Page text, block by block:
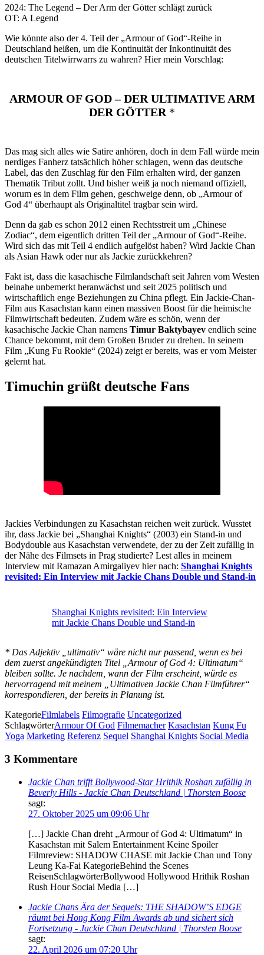
2024: The Legend – Der Arm der Götter schlägt zurück
OT: A Legend
Wie könnte also der 4. Teil der „Armour of God“-Reihe in
Deutschland heißen, um die Kontinuität der Inkontinuität des
deutschen Titelwirrwarrs zu wahren? Hier mein Vorschlag:
ARMOUR OF GOD – DER ULTIMATIVE ARM
DER GÖTTER *
Das mag sich alles wie Satire anhören, doch in dem Fall würde mein
nerdiges Fanherz tatsächlich höher schlagen, wenn das deutsche
Label, das den Zuschlag für den Film erhalten wird, der ganzen
Thematik Tribut zollt. Und bisher weiß ja noch niemand offiziell,
worum es in dem Film gehen, geschweige denn, ob „Armour of
God 4“ überhaupt als Originaltitel tragbar sein wird.
Denn da gab es schon 2012 einen Rechtsstreit um „Chinese
Zodiac“, dem eigentlich dritten Teil der „Armour of God“-Reihe.
Wird sich das mit Teil 4 endlich aufgelöst haben? Wird Jackie Chan
als Asian Hawk oder nur als Jackie zurückkehren?
Fakt ist, dass die kasachische Filmlandschaft seit Jahren vom Westen
beinahe unbemerkt heranwächst und seit 2025 politisch und
wirtschaftlich enge Beziehungen zu China pflegt. Ein Jackie-Chan-
Film aus Kasachstan kann einen massiven Boost für die heimische
Filmwirtschaft bedeuten. Zudem wäre es schön, wenn der
kasachische Jackie Chan namens Timur Baktybayev endlich seine
Chance bekommt, mit dem Großen Bruder zu drehen. In seinem
Film „Kung Fu Rookie“ (2024) zeigt er bereits, was er vom Meister
gelernt hat.
Timuchin grüßt deutsche Fans
Jackies Verbindungen zu Kasachstan reichen weit zurück. Wusstet
ihr, dass Jackie bei „Shanghai Knights“ (2003) ein Stand-in und
Bodydouble aus Kasachstan verwendete, der zu der Zeit zufällig in
der Nähe des Filmsets in Prag studierte? Lest alles in meinem
Interview mit Ramazan Amirgaliyev hier nach: Shanghai Knights
revisited: Ein Interview mit Jackie Chans Double und Stand-in
Shanghai Knights revisited: Ein Interview
mit Jackie Chans Double und Stand-in
* Das Adjektiv „ultimativ“ wäre nicht nur passend, wenn es bei
dem zuerst angekündigten Titel „Armour of God 4: Ultimatum“
bleiben sollte. Je nachdem, wann der Film erscheint, würde es
hervorragend mit meinem „Ultimativen Jackie Chan Filmführer“
korrespondieren, der bereits in Planung ist.
KategorieFilmlabels Filmografie Uncategorized
SchlagwörterArmour Of God Filmemacher Kasachstan Kung Fu
Yoga Marketing Referenz Sequel Shanghai Knights Social Media
3 Kommentare
Jackie Chan trifft Bollywood-Star Hrithik Roshan zufällig in
Beverly Hills - Jackie Chan Deutschland | Thorsten Boose
sagt:
27. Oktober 2025 um 09:06 Uhr
[…] Jackie Chan dreht „Armour of God 4: Ultimatum“ in
Kasachstan mit Salem Entertainment Keine Spoiler
Filmreview: SHADOW CHASE mit Jackie Chan und Tony
Leung Ka-Fai KategorieBehind the Scenes
ReisenSchlagwörterBollywood Hollywood Hrithik Roshan
Rush Hour Social Media […]
Jackie Chans Ära der Sequels: THE SHADOW’S EDGE
räumt bei Hong Kong Film Awards ab und sichert sich
Fortsetzung - Jackie Chan Deutschland | Thorsten Boose
sagt:
22. April 2026 um 07:20 Uhr